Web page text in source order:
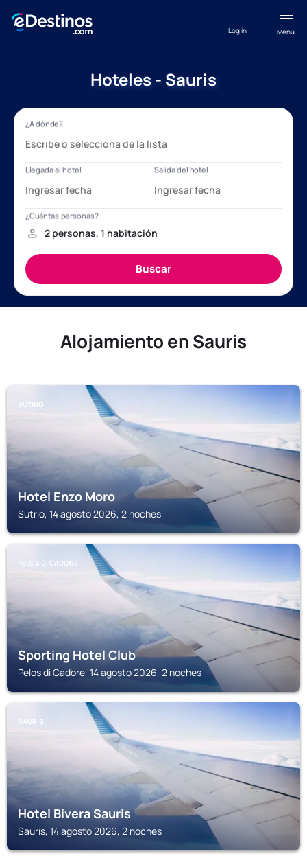
Menú
Log in
Hoteles - Sauris
Alojamiento en Sauris
SUTRIO
Hotel Enzo Moro
Sutrio, 14 agosto 2026, 2 noches
PELOS DI CADORE
Sporting Hotel Club
Pelos di Cadore, 14 agosto 2026, 2 noches
SAURIS
Hotel Bivera Sauris
Sauris, 14 agosto 2026, 2 noches